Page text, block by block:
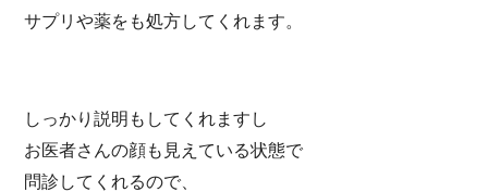
サプリや薬をも処方してくれます。
しっかり説明もしてくれますし
お医者さんの顔も見えている状態で
問診してくれるので、